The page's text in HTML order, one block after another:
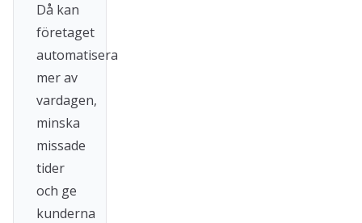
Då kan
företaget
automatisera
mer av
vardagen,
minska
missade
tider
och ge
kunderna